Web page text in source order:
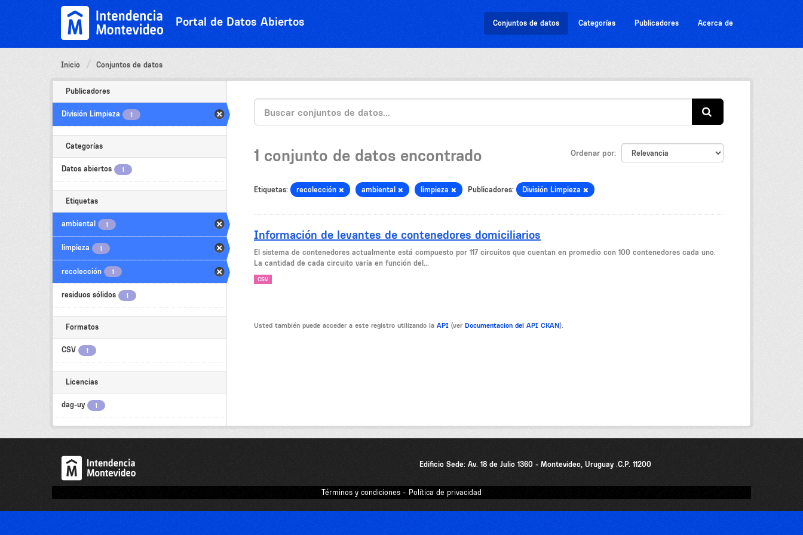
Portal de Datos Abiertos Conjuntos de datos Categorías Publicadores Acerca de
Inicio Conjuntos de datos
Publicadores
División Limpieza 1
Categorías
Datos abiertos 1
Etiquetas
ambiental 1
limpieza 1
recolección 1
residuos sólidos 1
Formatos
CSV 1
Licencias
dag-uy 1
Ordenar por
1 conjunto de datos encontrado
Etiquetas: recolección ambiental limpieza Publicadores: División Limpieza
Información de levantes de contenedores domiciliarios
El sistema de contenedores actualmente está compuesto por 117 circuitos que cuentan en promedio con 100 contenedores cada uno.
La cantidad de cada circuito varía en función del...
CSV
Usted también puede acceder a este registro utilizando la API (ver Documentacion del API CKAN).
Edificio Sede: Av. 18 de Julio 1360 - Montevideo, Uruguay .C.P. 11200
Términos y condiciones - Política de privacidad